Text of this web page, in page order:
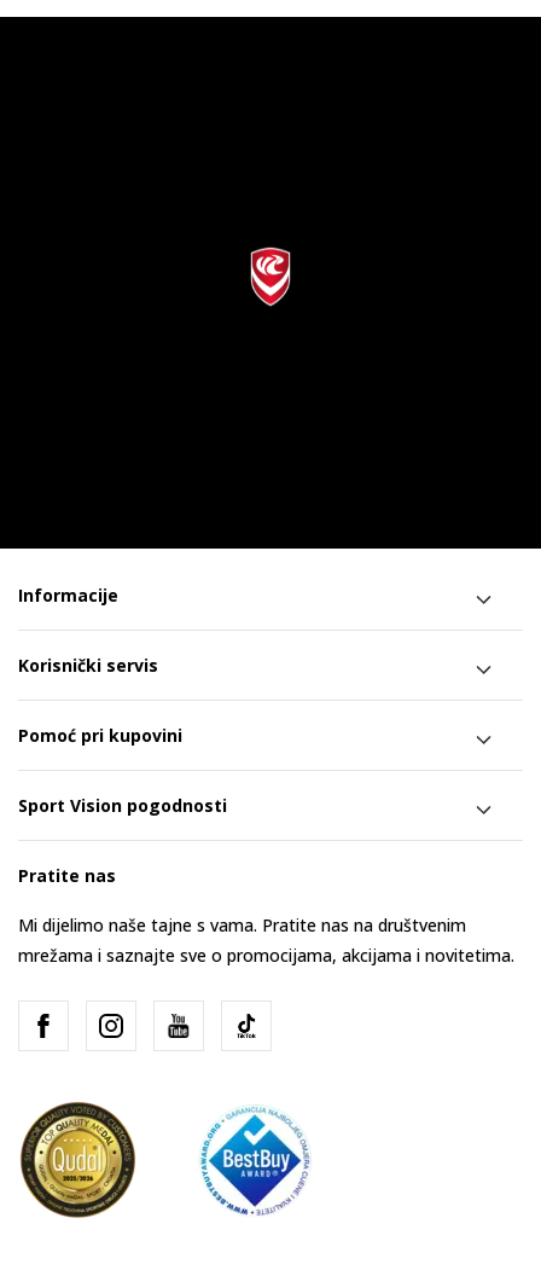
Informacije
Korisnički servis
Pomoć pri kupovini
Sport Vision pogodnosti
Pratite nas
Mi dijelimo naše tajne s vama. Pratite nas na društvenim
mrežama i saznajte sve o promocijama, akcijama i novitetima.